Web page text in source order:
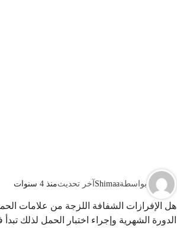
بواسطةShimaaآخر تحديثمنذ 4 سنوات
هل الإفرازات الشفافة اللزجة من علامات
الدورة الشهرية وإجراء اختبار الحمل لذلك